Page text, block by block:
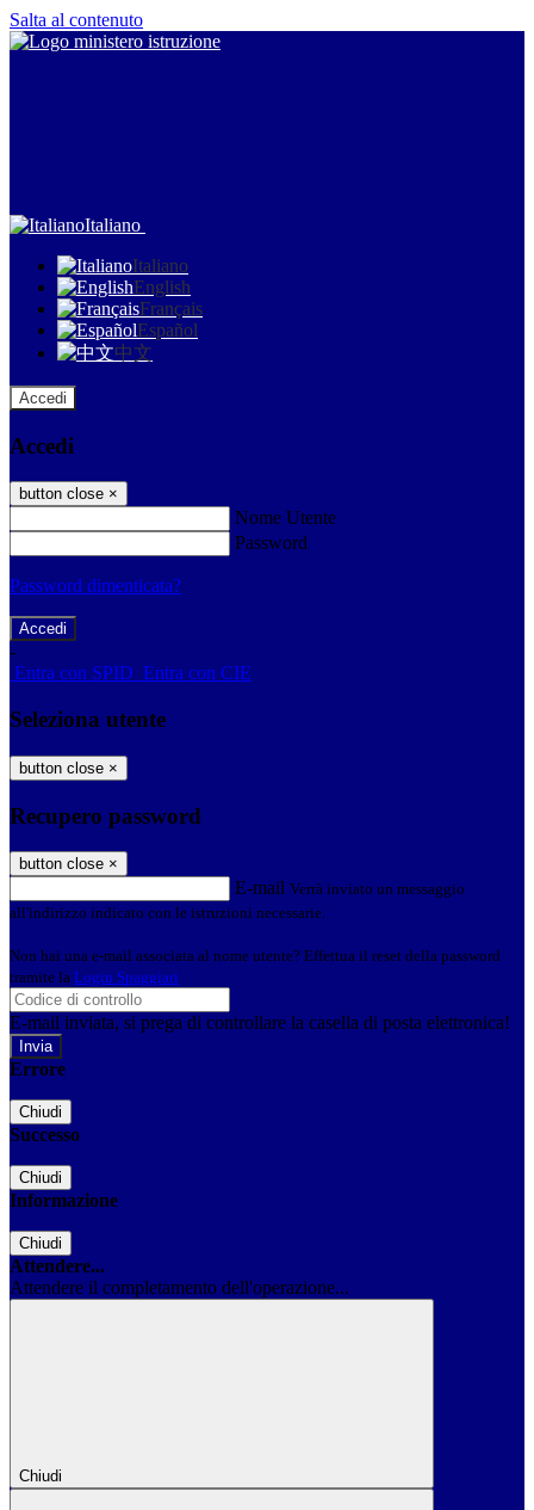
Salta al contenuto
Italiano
Italiano
English
Français
Español
中文
Accedi
Accedi
button close ×
Nome Utente
Password
Password dimenticata?
-
Entra con SPID Entra con CIE
Seleziona utente
button close ×
Recupero password
button close ×
E-mail Verrà inviato un messaggio
all'indirizzo indicato con le istruzioni necessarie.
Non hai una e-mail associata al nome utente? Effettua il reset della password
tramite la Login Spaggiari
E-mail inviata, si prega di controllare la casella di posta elettronica!
Errore
Chiudi
Successo
Chiudi
Informazione
Chiudi
Attendere...
Attendere il completamento dell'operazione...
Chiudi